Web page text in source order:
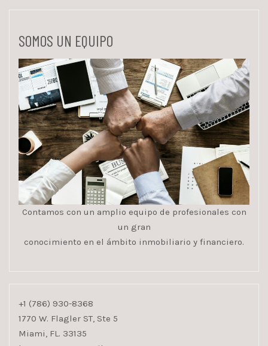
SOMOS UN EQUIPO
Contamos con un amplio equipo de profesionales con
un gran
conocimiento en el ámbito inmobiliario y financiero.
+1 (786) 930-8368
1770 W. Flagler ST, Ste 5
Miami, FL. 33135